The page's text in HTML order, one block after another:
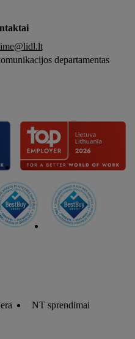
departamentas
NT sprendimai